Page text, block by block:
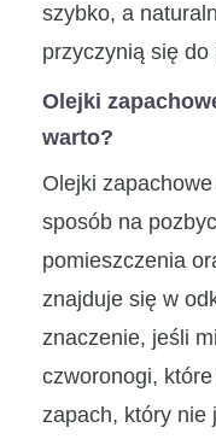
szybko, a
przyczynią się
Olejki
warto?
Olejki
sposób na
pomieszczenia
znajduje się w
znaczenie, jeśli
czworonogi,
zapach, który nie